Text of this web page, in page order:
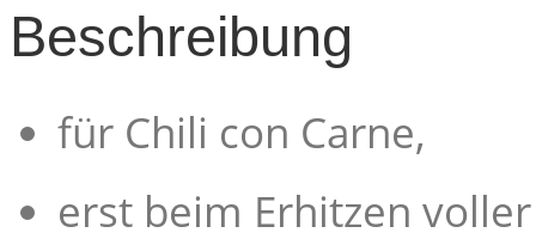
Beschreibung
für Chili con Carne,
erst beim Erhitzen